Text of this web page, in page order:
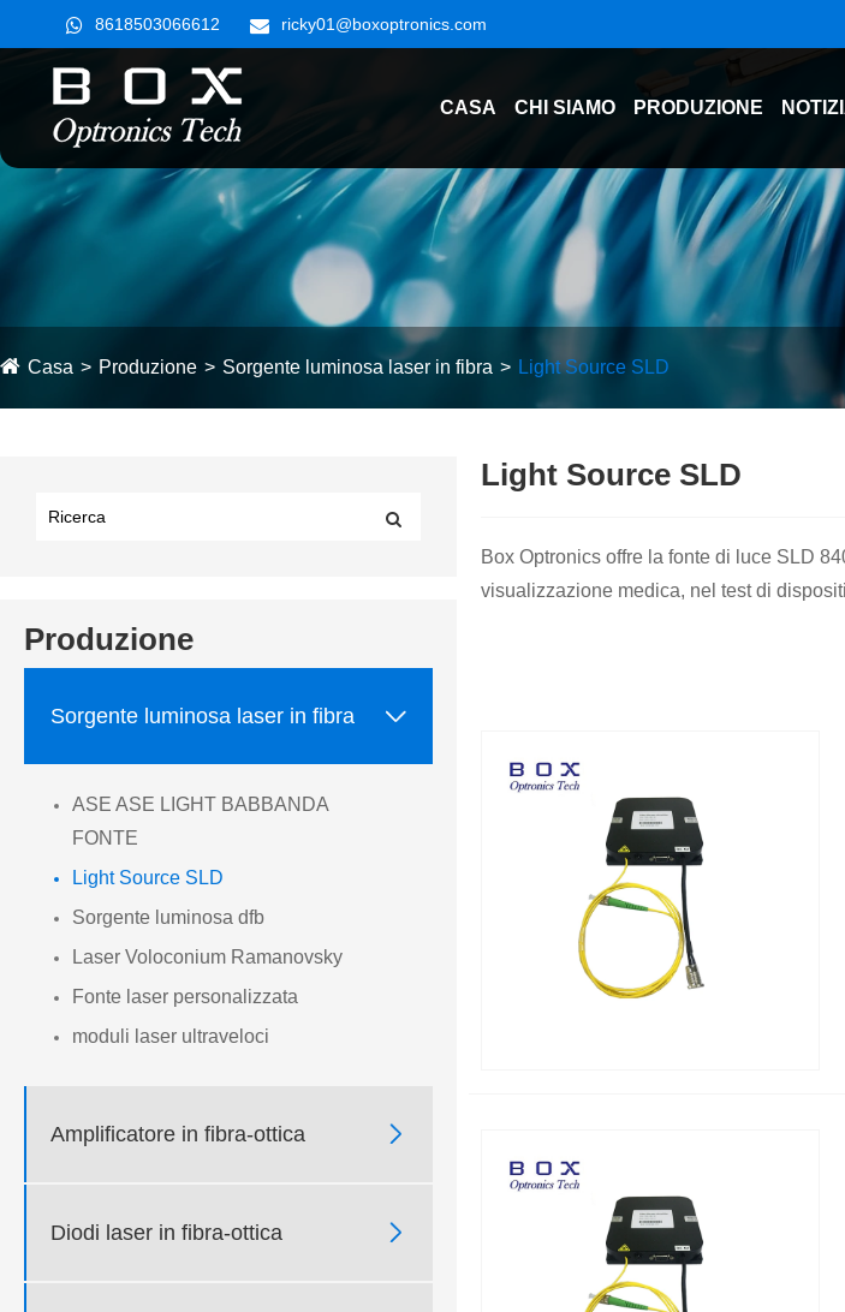
8618503066612 ricky01@boxoptronics.com
CASA CHI SIAMO PRODUZIONE
Casa Produzione Sorgente luminosa laser in fibra Light Source SLD
Produzione
Sorgente luminosa laser in fibra 
ASE ASE LIGHT BABBANDA
FONTE
Light Source SLD
Sorgente luminosa dfb
Laser Voloconium Ramanovsky
Fonte laser personalizzata
moduli laser ultraveloci
Amplificatore in fibra-ottica 
Diodi laser in fibra-ottica 
Light Source SLD
Box Optronics offre la fonte di luce SLD
visualizzazione medica, nel test di